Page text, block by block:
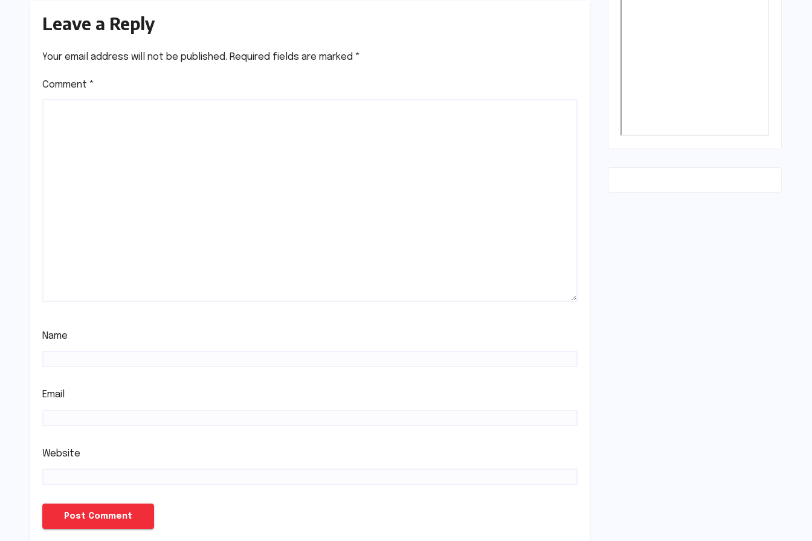
Leave a Reply
Your email address will not be published. Required fields are marked *
Comment *
Name
Email
Website